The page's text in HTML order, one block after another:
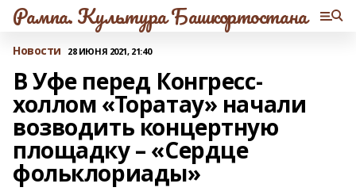
Рампа. Культура Башкортостана
Новости 28 ИЮНЯ 2021, 21:40
В Уфе перед Конгресс-
холлом «Торатау» начали
возводить концертную
площадку – «Сердце
фольклориады»